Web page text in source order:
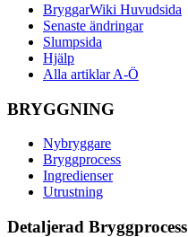
BryggarWiki Huvudsida
Senaste ändringar
Slumpsida
Hjälp
Alla artiklar A-Ö
BRYGGNING
Nybryggare
Bryggprocess
Ingredienser
Utrustning
Detaljerad Bryggprocess